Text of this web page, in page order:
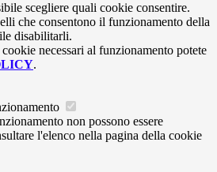
scegliere quali cookie consentire.
che consentono il funzionamento della
disabilitarli.
necessari al funzionamento potete
.
non possono essere
l'elenco nella pagina della cookie